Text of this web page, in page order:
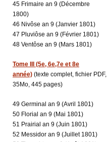
45 Frimaire an 9 (Décembre
1800)
46 Nivôse an 9 (Janvier 1801)
47 Pluviôse an 9 (Février 1801)
48 Ventôse an 9 (Mars 1801)
Tome III (5e, 6e,7e et 8e
année) (texte complet, fichier PDF,
35Mo, 445 pages)
49 Germinal an 9 (Avril 1801)
50 Florial an 9 (Mai 1801)
51 Prairial an 9 (Juin 1801)
52 Messidor an 9 (Juillet 1801)